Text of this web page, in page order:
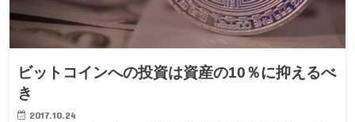
ビットコインへの投資は資産の10％に抑えるべ
き
2017.10.24